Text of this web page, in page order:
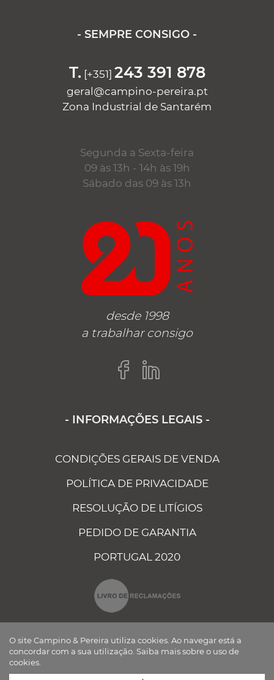
- SEMPRE CONSIGO -
T. [+351] 243 391 878
geral@campino-pereira.pt
Zona Industrial de Santarém
Segunda a Sexta-feira
09 às 13h - 14h às 19h
Sábado das 09 às 13h
desde 1998
a trabalhar consigo
- INFORMAÇÕES LEGAIS -
CONDIÇÕES GERAIS DE VENDA
POLÍTICA DE PRIVACIDADE
RESOLUÇÃO DE LITÍGIOS
PEDIDO DE GARANTIA
PORTUGAL 2020
CAMPINO E PEREIRA - COMPONENTES ELÉCTRICOS AUTO, LDA ©
TODOS OS DIREITOS RESERVADOS Desenvolvido porBOMSITE
O site Campino & Pereira utiliza cookies. Ao navegar está a
concordar com a sua utilização. Saiba mais sobre o uso de
cookies.